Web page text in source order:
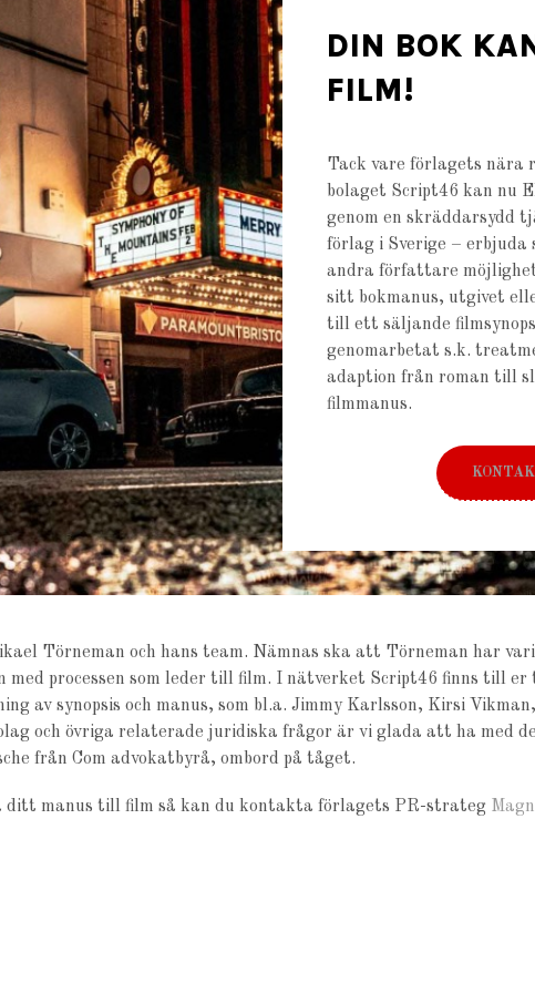
DIN BOK
FILM!
Tack vare förlagets nära
bolaget Script46 kan nu
genom en skräddarsydd
förlag i Sverige – erbjuda
andra författare
sitt bokmanus, utgivet
till ett säljande
genomarbetat s.k.
adaption från roman till
filmmanus.
Törneman och hans team. Nämnas ska att Törneman har
med processen som leder till film. I nätverket Script46 finns till er
av synopsis och manus, som bl.a. Jimmy Karlsson, Kirsi
och övriga relaterade juridiska frågor är vi glada att ha med
från Com advokatbyrå, ombord på tåget.
ditt manus till film så kan du kontakta förlagets PR-strateg